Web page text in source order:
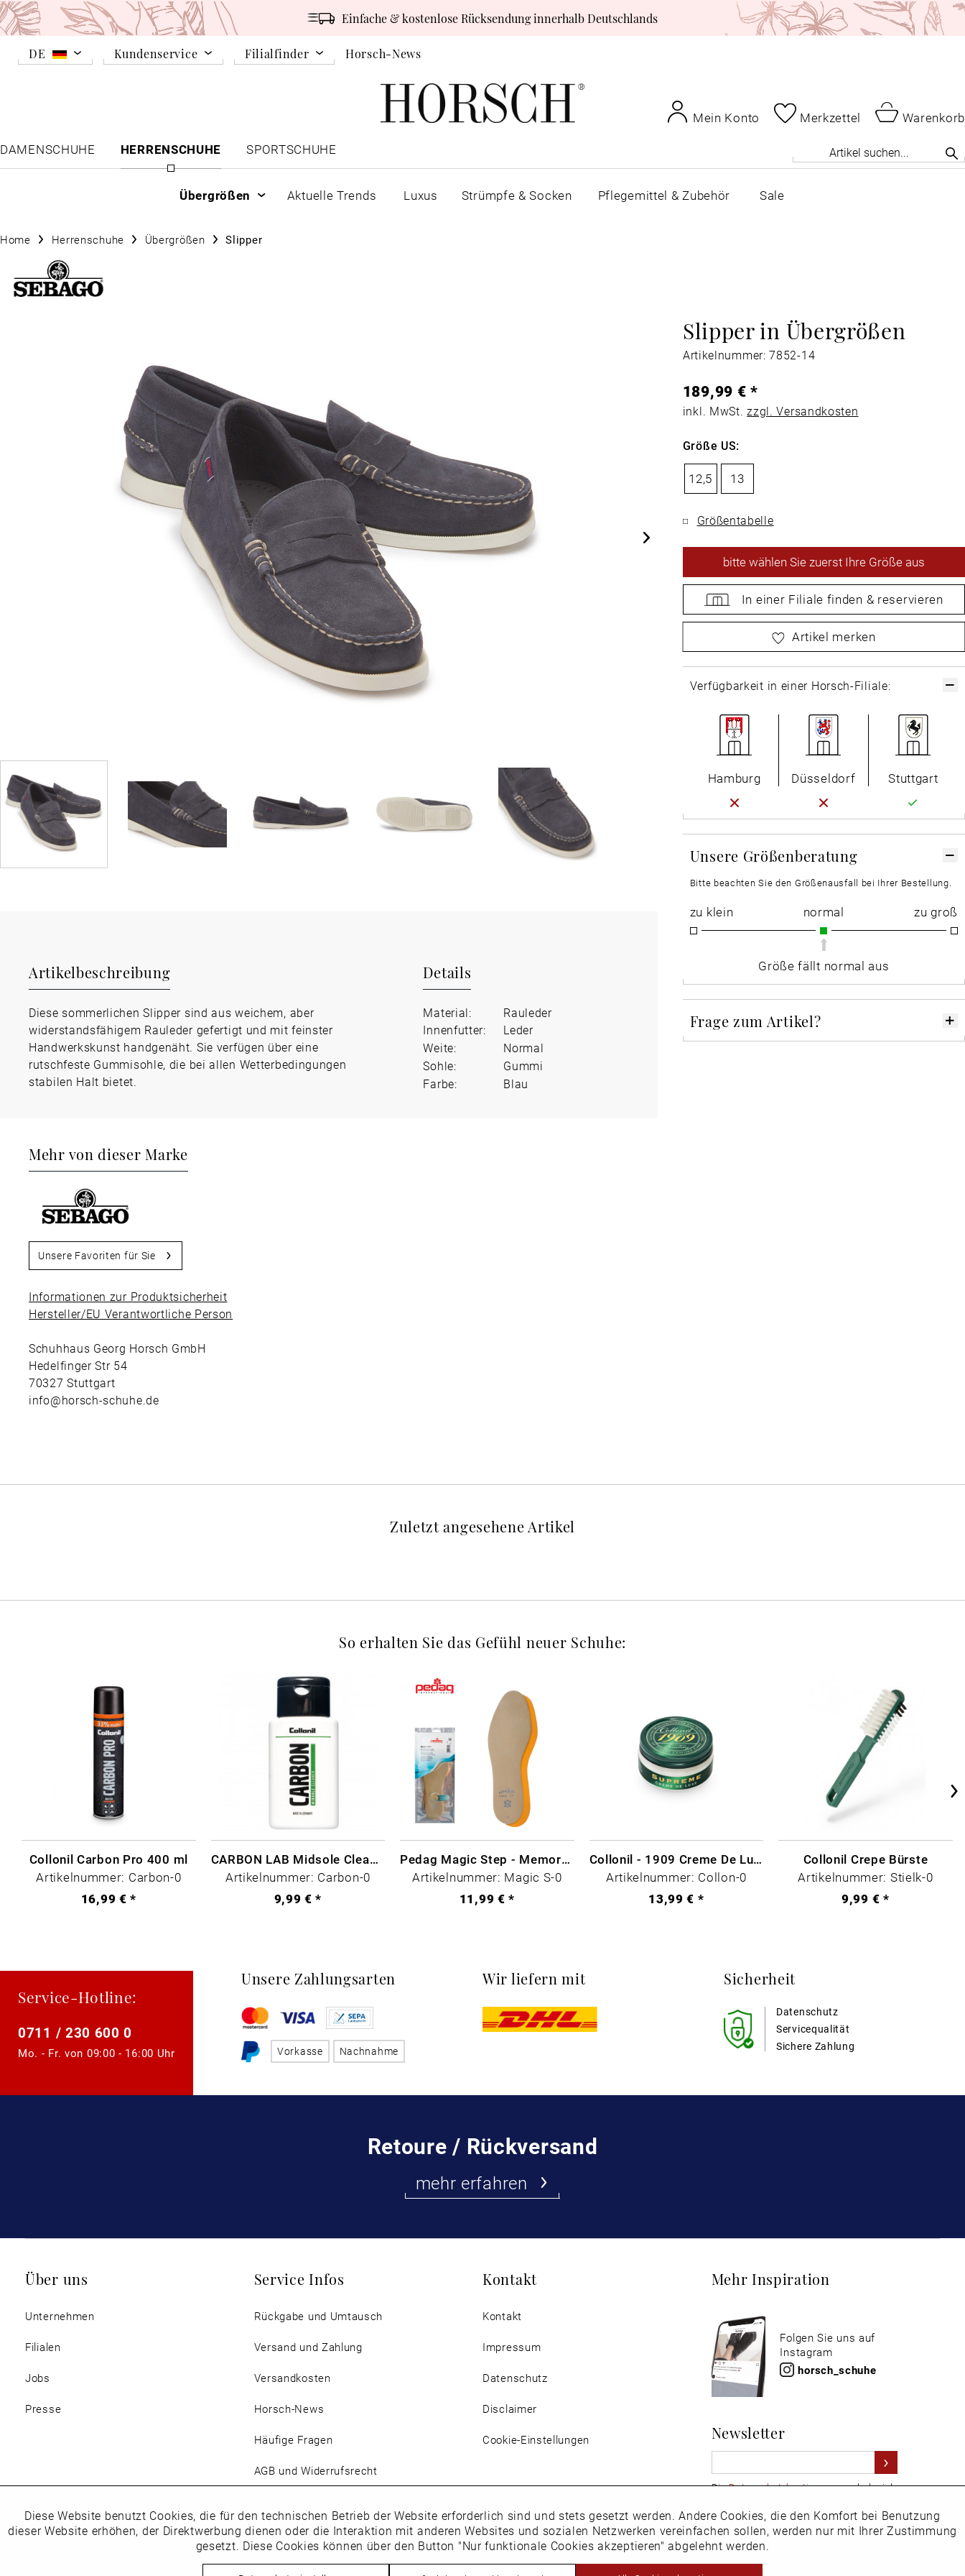
Einfache & kostenlose Rücksendung innerhalb Deutschlands
DE Kundenservice Filialfinder Horsch-News
Mein Konto Merkzettel
Warenkorb
DAMENSCHUHE
HERRENSCHUHE SPORTSCHUHE
Übergrößen Aktuelle Trends Luxus Strümpfe & Socken Pflegemittel & Zubehör Sale
Home Herrenschuhe Übergrößen Slipper
Slipper in Übergrößen
Artikelnummer: 7852-14
Artikelbeschreibung
Diese sommerlichen Slipper sind aus weichem, aber
widerstandsfähigem Rauleder gefertigt und mit feinster
Handwerkskunst handgenäht. Sie verfügen über eine
rutschfeste Gummisohle, die bei allen Wetterbedingungen
stabilen Halt bietet.
Details
Material:
Rauleder
Innenfutter:
Leder
Weite:
Normal
Sohle:
Gummi
Farbe:
Blau
Mehr von dieser Marke
Unsere Favoriten für Sie
Informationen zur Produktsicherheit
Hersteller/EU Verantwortliche Person
Schuhhaus Georg Horsch GmbH
Hedelfinger Str 54
70327 Stuttgart
info@horsch-schuhe.de
189,99 € *
inkl. MwSt.zzgl. Versandkosten
Größe US:
12,5 13
Größentabelle
bittewählen Sie zuerst Ihre Größe aus
In einer Filiale finden & reservieren
wählen Sie zuerst Ihre Größe aus
Artikel merken
Verfügbarkeit in einer Horsch-Filiale:
Hamburg Düsseldorf Stuttgart
Unsere Größenberatung
Bitte beachten Sie den Größenausfall bei Ihrer Bestellung.
zu klein normal zu groß
Größe fällt normal aus
Frage zum Artikel?
Zuletzt angesehene Artikel
So erhalten Sie das Gefühl neuer Schuhe:
Collonil Carbon Pro 400 ml
Artikelnummer: Carbon-0
16,99 € *
CARBON LAB Midsole Cleaner
Artikelnummer: Carbon-0
9,99 € *
Pedag Magic Step - Memory Schaum
Artikelnummer: Magic S-0
11,99 € *
Collonil - 1909 Creme De Luxe Farblos
Artikelnummer: Collon-0
13,99 € *
Collonil Crepe Bürste
Artikelnummer: Stielk-0
9,99 € *
Retoure / Rückversand
mehr erfahren
Service-Hotline:
0711 / 230 600 0
Mo. - Fr. von 09:00 - 16:00 Uhr
Unsere Zahlungsarten
Vorkasse Nachnahme
Wir liefern mit Sicherheit
Datenschutz
Sichere Zahlung
Servicequalität
Über uns
Unternehmen
Filialen
Jobs
Presse
Service Infos
Rückgabe und Umtausch
Versand und Zahlung
Versandkosten
Horsch-News
Häufige Fragen
AGB und Widerrufsrecht
Kontakt
Kontakt
Impressum
Datenschutz
Disclaimer
Cookie-Einstellungen
Mehr Inspiration
Folgen Sie uns auf
Instagram
horsch_schuhe
Newsletter
DieDatenschutzbestimmungenhabe ich
Hiervom Newsletter abmelden.
Vertrag widerrufen
Funktionale Aktiv
Diese Website benutzt Cookies, die für den technischen Betrieb der Website erforderlich sind und stets gesetzt werden. Andere Cookies, die den Komfort bei Benutzung
dieser Website erhöhen, der Direktwerbung dienen oder die Interaktion mit anderen Websites und sozialen Netzwerken vereinfachen sollen, werden nur mit Ihrer Zustimmung
gesetzt. Diese Cookies können über den Button "Nur funktionale Cookies akzeptieren" abgelehnt werden.